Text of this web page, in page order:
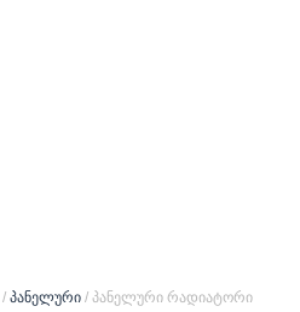
/ პანელური / პანელური რადიატორი